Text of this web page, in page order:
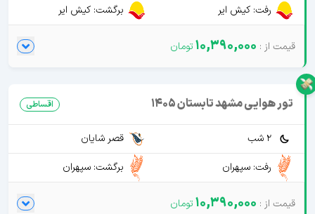
رفت: کیش ایر برگشت: کیش ایر
10,390,000
تور هوایی مشهد تابستان 1405 اقساطی
2 شب
قصر شایان
رفت: سپهران
برگشت: سپهران
10,390,000